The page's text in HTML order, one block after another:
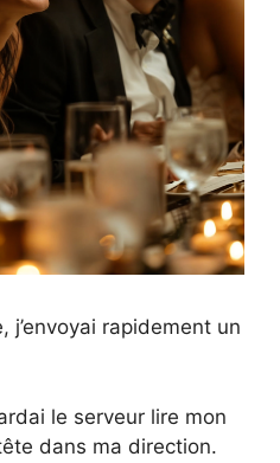
j’envoyai rapidement un
le serveur lire mon
dans ma direction.